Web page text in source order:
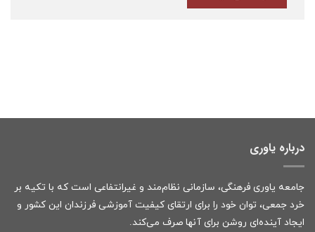
درباره یاوری
جامعه یاوری فرهنگی، سازمانی نظام‌مند و غیرانتفاعی است که با تکیه بر
خرد جمعی، توان خود را برای ارتقای کیفیت آموزشی فرزندان این کشور و
ایجاد آینده‌ای روشن برای آنها صرف می‌کند.